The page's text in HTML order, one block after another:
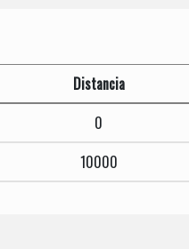
Distancia
0
10000